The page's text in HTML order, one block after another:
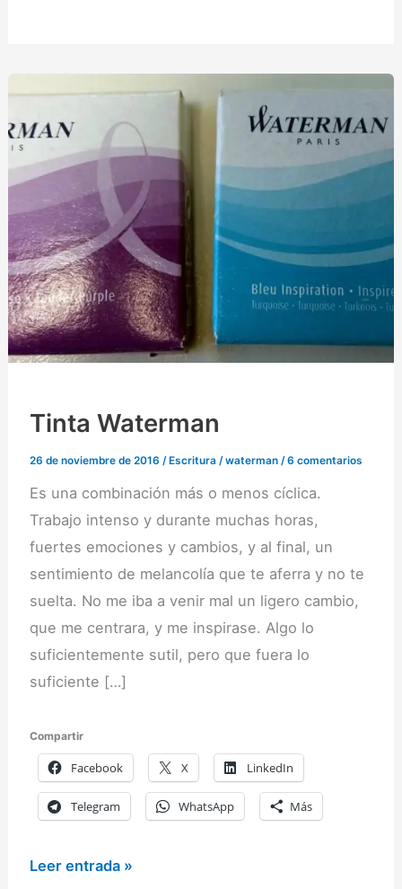
Tinta Waterman
26 de noviembre de 2016/ Escritura /waterman /6 comentarios
Es una combinación más o menos cíclica.
Trabajo intenso y durante muchas horas,
fuertes emociones y cambios, y al final, un
sentimiento de melancolía que te aferra y no te
suelta. No me iba a venir mal un ligero cambio,
que me centrara, y me inspirase. Algo lo
suficientemente sutil, pero que fuera lo
suficiente […]
Compartir
Facebook X LinkedIn
Telegram WhatsApp Más
Tinta
Leer entrada »